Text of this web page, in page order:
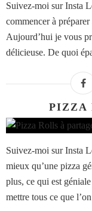
Suivez-moi sur Insta
commencer à
Aujourd’hui je vous
délicieuse. De quoi
PIZZA
Suivez-moi sur Insta
mieux qu’une pizza
plus, ce qui est
mettre tous ce que